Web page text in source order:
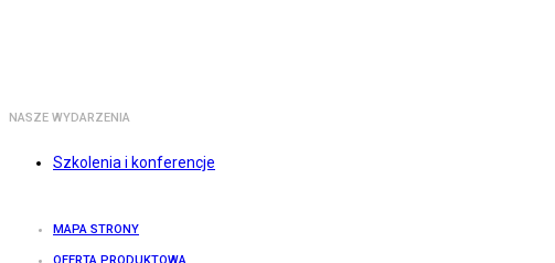
NASZE WYDARZENIA
Szkolenia i konferencje
MAPA STRONY